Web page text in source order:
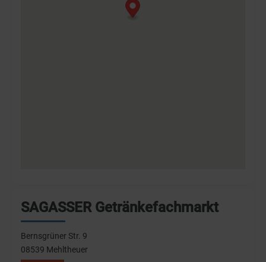
SAGASSER Getränkefachmarkt
Bernsgrüner Str. 9
08539 Mehltheuer